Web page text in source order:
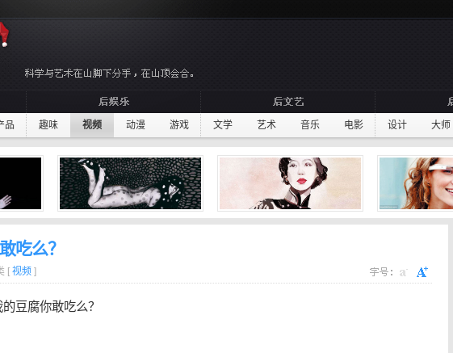
品 趣味 视频 动漫 游戏 文学 艺术 音乐 电影 设计 大师
吃么？
[ 视频 ]
的豆腐你敢吃么？